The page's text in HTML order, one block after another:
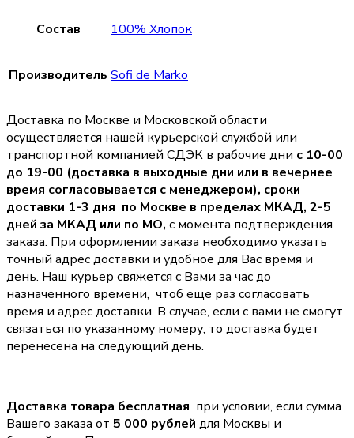
Состав 100% Хлопок
Производитель Sofi de Marko
Доставка по Москве и Московской области
осуществляется нашей курьерской службой или
транспортной компанией СДЭК в рабочие дни с 10-00
до 19-00 (доставка в выходные дни или в вечернее
время согласовывается с менеджером), сроки
доставки 1-3 дня по Москве в пределах МКАД, 2-5
дней за МКАД или по МО, с момента подтверждения
заказа. При оформлении заказа необходимо указать
точный адрес доставки и удобное для Вас время и
день. Наш курьер свяжется с Вами за час до
назначенного времени, чтоб еще раз согласовать
время и адрес доставки. В случае, если с вами не смогут
связаться по указанному номеру, то доставка будет
перенесена на следующий день.
Доставка товара бесплатная при условии, если сумма
Вашего заказа от 5 000 рублей для Москвы и